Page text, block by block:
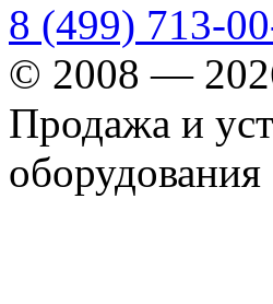
8 (499) 713-
© 2008 —
Продажа и
оборудования